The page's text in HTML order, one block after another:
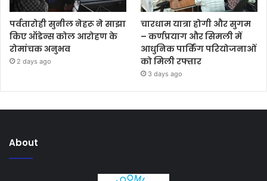
पर्वतारोही सुनील नेहरू ने साझा
किए ऑडेन्स कोल आरोहण के
रोमांचक अनुभव
2 days ago
चारधाम यात्रा होगी और सुगम
– कर्णप्रयाग और सिमली में
आधुनिक पार्किंग परियोजनाओं
को मिली रफ्तार
3 days ago
About